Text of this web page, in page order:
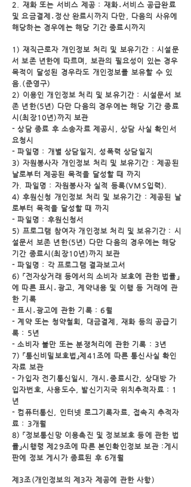
2. 재화 또는 서비스 제공 : 재화․서비스 공급완료
및 요금결제․정산 완료시까지 다만, 다음의 사유에
해당하는 경우에는 해당 기간 종료시까지
1) 재직근로자 개인정보 처리 및 보유기간 : 시설문
서 보존 년한에 따르며, 보관의 필요성이 있는 경우
목적이 달성된 경우라도 개인정보를 보유할 수 있
음.(준영구)
2) 이용인 개인정보 처리 및 보유기간 : 시설문서 보
존 년한(5년) 다만 다음의 경우에는 해당 기간 종료
시(최장10년)까지 보관
- 상담 종료 후 소송자료 제공시, 상담 사실 확인서
요청시
- 파일명 : 개별 상담일지, 성폭력 상담일지
3) 자원봉사자 개인정보 처리 및 보유기간 : 제공된
날로부터 제공된 목적을 달성할 때 까지
가. 파일명 : 자원봉사자 실적 등록(VMS입력).
4) 후원신청 개인정보 처리 및 보유기간 : 제공된 날
로부터 목적을 달성할 때 까지
- 파일명 : 후원신청서
5) 프로그램 참여자 개인정보 처리 및 보유기간 : 시
설문서 보존 년한(5년) 다만 다음의 경우에는 해 당
기간 종료시(최장10년)까지 보관
- 파일명 : 각 프로그램 결과보고서
6) 「전자상거래 등에서의 소비자 보호에 관한 법률」
에 따른 표시․광고, 계약내용 및 이행 등 거래에 관
한 기록
- 표시․광고에 관한 기록 : 6월
- 계약 또는 청약철회, 대금결제, 재화 등의 공급기
록 : 5년
- 소비자 불만 또는 분쟁처리에 관한 기록 : 3년
7) 「통신비밀보호법」제41조에 따른 통신사실 확인
자료 보관
- 가입자 전기통신일시, 개시․종료시간, 상대방 가
입자번호, 사용도수, 발신기지국 위치추적자료 : 1
년
- 컴퓨터통신, 인터넷 로그기록자료, 접속지 추적자
료 : 3개월
8) 「정보통신망 이용촉진 및 정보보호 등에 관한 법
률」시행령 제29조에 따른 본인확인정보 보관 : 게시
판에 정보 게시가 종료된 후 6개월
제3조(개인정보의 제3자 제공에 관한 사항)